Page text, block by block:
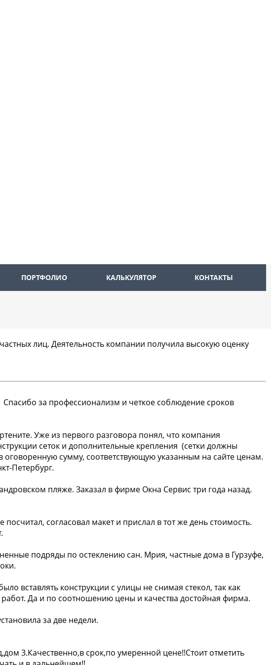
ПОРТФОЛИО КАЛЬКУЛЯТОР КОНТАКТЫ
лиц. Деятельность компании получила высокую оценку
за профессионализм и четкое соблюдение сроков
Уже из первого разговора понял, что компания
сеток и дополнительные крепления (сетки должны
сумму, соответствующую указанным на сайте ценам.
Петербург.
пляже. Заказал в фирме Окна Сервис три года назад.
согласовал макет и прислал в тот же день стоимость.
подряды по остеклению сан. Мрия, частные дома в Гурзуфе,
вставлять конструкции с улицы не снимая стекол, так как
Да и по соотношению цены и качества достойная фирма.
за две недели.
3.Качественно,в срок,по умеренной цене!!Стоит отметить